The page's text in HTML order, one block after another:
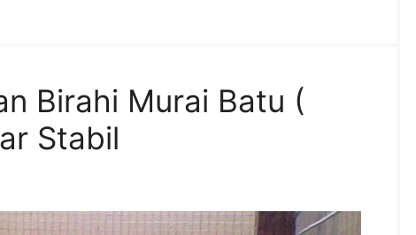
Birahi Murai Batu (
Stabil